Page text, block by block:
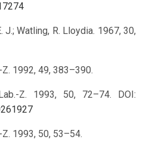
J.; Watling, R. Lloydia. 1967, 30,
1992, 49, 383–390.
Z. 1993, 50, 72–74. DOI:
1993, 50, 53–54.